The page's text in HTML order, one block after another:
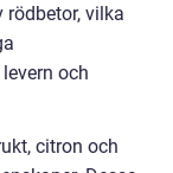
rödbetor, vilka
och
citron och